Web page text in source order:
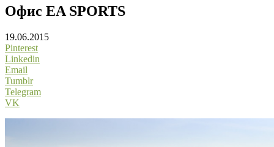
Офис EA SPORTS
19.06.2015
Pinterest
Linkedin
Email
Tumblr
Telegram
VK